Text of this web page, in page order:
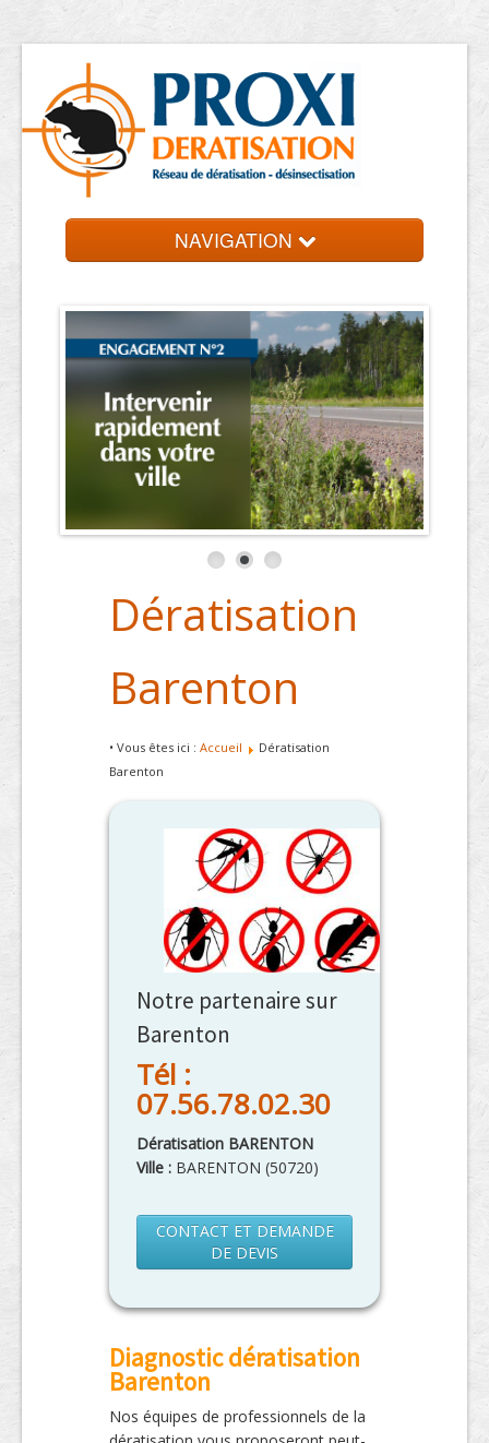
NAVIGATION
Les entreprises
Contact et devis
Dératisation
Barenton
• Vous êtes ici : Accueil
Dératisation
Barenton
Notre partenaire sur
Barenton
Tél :
07.56.78.02.30
Dératisation BARENTON
Ville : BARENTON (50720)
CONTACT ET DEMANDE
DE DEVIS
Diagnostic dératisation
Barenton
Nos équipes de professionnels de la